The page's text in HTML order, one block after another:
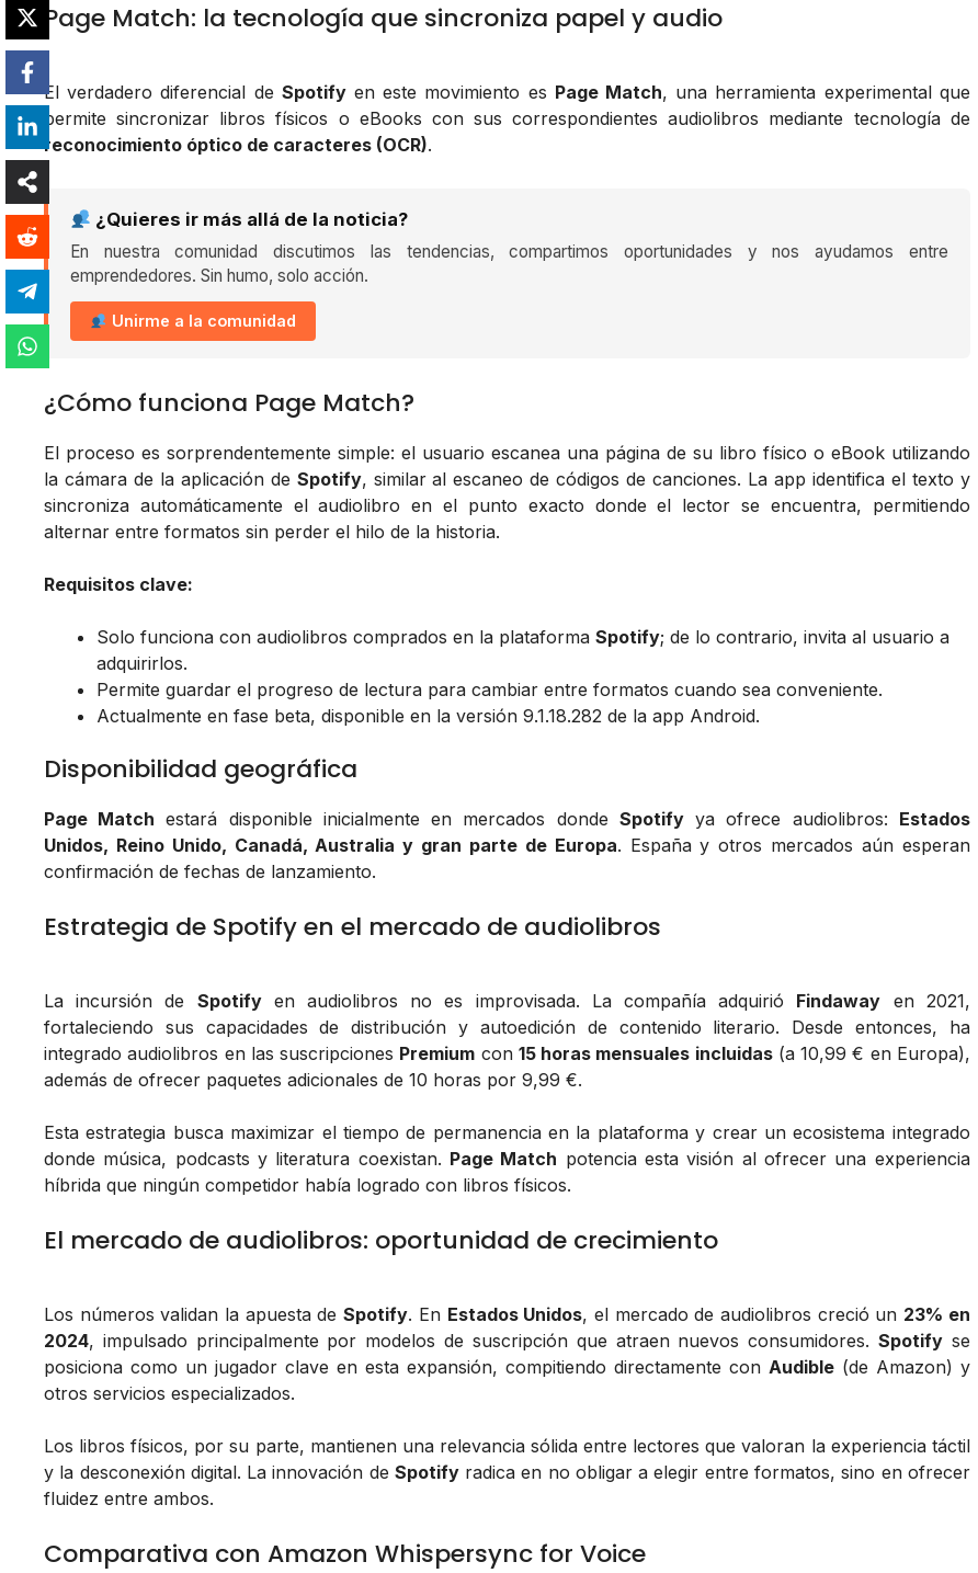
Page Match: la tecnología que sincroniza papel y audio
El verdadero diferencial de Spotifyen este movimiento es Page Match, una herramienta experimental que
permite sincronizar libros físicos o eBooks con sus correspondientes audiolibros mediante tecnología de
reconocimiento óptico de caracteres (OCR).
¿Quieres ir más allá de la noticia?
En nuestra comunidad discutimos las tendencias, compartimos oportunidades y nos ayudamos entre
emprendedores. Sin humo, solo acción.
Unirme a la comunidad
¿Cómo funciona Page Match?
El proceso es sorprendentemente simple: el usuario escanea una página de su libro físico o eBook utilizando
la cámara de la aplicación de Spotify, similar al escaneo de códigos de canciones. La app identifica el texto y
sincroniza automáticamente el audiolibro en el punto exacto donde el lector se encuentra, permitiendo
alternar entre formatos sin perder el hilo de la historia.
Requisitos clave:
Solo funciona con audiolibros comprados en la plataforma Spotify; de lo contrario, invita al usuario a
adquirirlos.
Permite guardar el progreso de lectura para cambiar entre formatos cuando sea conveniente.
Actualmente en fase beta, disponible en la versión 9.1.18.282 de la app Android.
Disponibilidad geográfica
Page Match estará disponible inicialmente en mercados donde Spotifyya ofrece audiolibros: Estados
Unidos, Reino Unido, Canadá, Australia y gran parte de Europa. España y otros mercados aún esperan
confirmación de fechas de lanzamiento.
Estrategia de Spotify en el mercado de audiolibros
La incursión de Spotifyen audiolibros no es improvisada. La compañía adquirió Findaway en 2021,
fortaleciendo sus capacidades de distribución y autoedición de contenido literario. Desde entonces, ha
integrado audiolibros en las suscripciones Premium con 15 horas mensuales incluidas(a 10,99 € en Europa),
además de ofrecer paquetes adicionales de 10 horas por 9,99 €.
Esta estrategia busca maximizar el tiempo de permanencia en la plataforma y crear un ecosistema integrado
donde música, podcasts y literatura coexistan. Page Match potencia esta visión al ofrecer una experiencia
híbrida que ningún competidor había logrado con libros físicos.
El mercado de audiolibros: oportunidad de crecimiento
Los números validan la apuesta deSpotify. En Estados Unidos, el mercado de audiolibros creció un 23% en
2024, impulsado principalmente por modelos de suscripción que atraen nuevos consumidores. Spotifyse
posiciona como un jugador clave en esta expansión, compitiendo directamente con Audible(de Amazon) y
otros servicios especializados.
Los libros físicos, por su parte, mantienen una relevancia sólida entre lectores que valoran la experiencia táctil
y la desconexión digital. La innovación de Spotifyradica en no obligar a elegir entre formatos, sino en ofrecer
fluidez entre ambos.
Comparativa con Amazon Whispersync for Voice